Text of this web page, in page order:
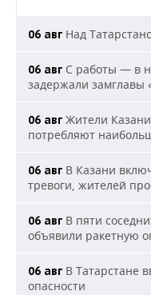
06 авг Над
06 авг С работы — в
задержали замглавы
06 авг Жители
потребляют
06 авг В Казани
тревоги, жителей
06 авг В пяти
объявили ракетную
06 авг В Татарстане
опасности